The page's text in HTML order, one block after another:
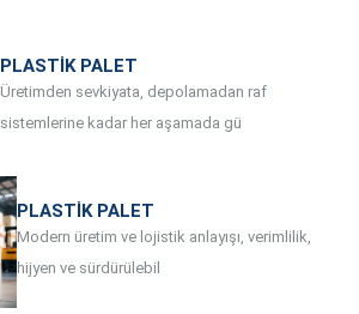
PLASTIK PALET
Üretimden sevkiyata, depolamadan raf
sistemlerine kadar her aşamada gü
PLASTIK PALET
Modern üretim ve lojistik anlayışı, verimlilik,
hijyen ve sürdürülebil